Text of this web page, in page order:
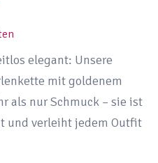
€.
€.
elegant: Unsere
mit goldenem
als nur Schmuck – sie ist
und verleiht jedem Outfit